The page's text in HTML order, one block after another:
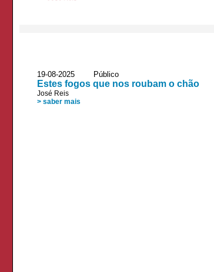
19-08-2025 Público
Estes fogos que nos roubam o chão
José Reis
> saber mais